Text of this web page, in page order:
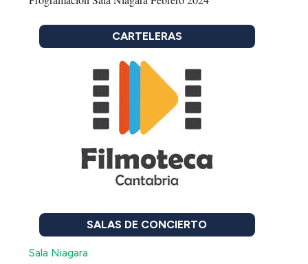
CARTELERAS
SALAS DE CONCIERTO
Sala Niagara